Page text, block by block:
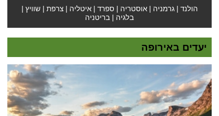
הולנד |גרמניה |אוסטריה | ספרד |איטליה |צרפת |שוויץ |
בלגיה | בריטניה
יעדים באירופה